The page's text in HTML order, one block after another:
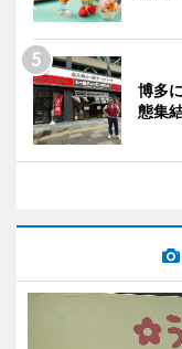
博多
態集